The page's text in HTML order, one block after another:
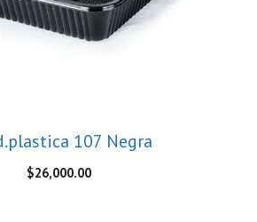
107 Negra
$26,000.00